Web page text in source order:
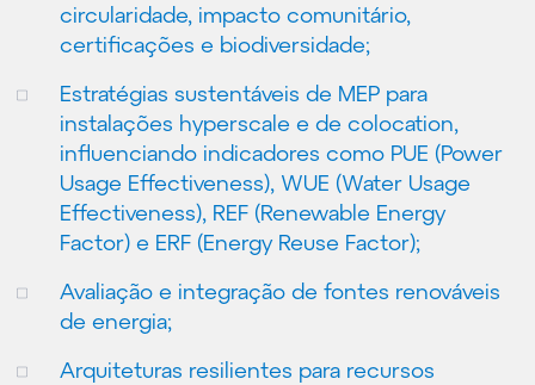
circularidade, impacto comunitário,
certificações e biodiversidade;
Estratégias sustentáveis de MEP para
instalações hyperscale e de colocation,
influenciando indicadores como PUE (Power
Usage Effectiveness), WUE (Water Usage
Effectiveness), REF (Renewable Energy
Factor) e ERF (Energy Reuse Factor);
Avaliação e integração de fontes renováveis
de energia;
Arquiteturas resilientes para recursos